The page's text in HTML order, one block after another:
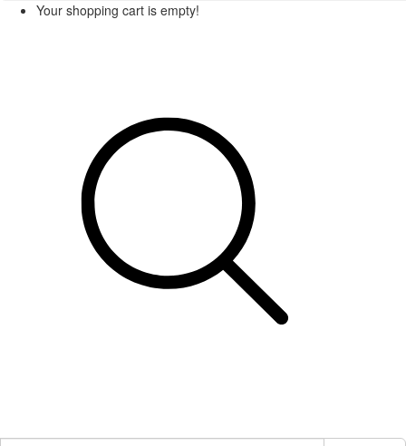
Your shopping cart is empty!